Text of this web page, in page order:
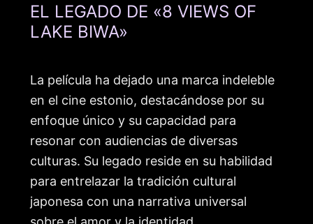
EL LEGADO DE «8 VIEWS OF
LAKE BIWA»
La película ha dejado una marca indeleble
en el cine estonio, destacándose por su
enfoque único y su capacidad para
resonar con audiencias de diversas
culturas. Su legado reside en su habilidad
para entrelazar la tradición cultural
japonesa con una narrativa universal